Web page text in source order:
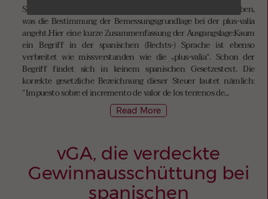
Seit dem 09. November 2021 hat es deutliche Änderung gegeben,
was die Bestimmung der Bemessungsgrundlage bei der plus-valía
angeht.Hier eine kurze Zusammenfassung der Ausgangslage:Kaum
ein Begriff in der spanischen (Rechts-) Sprache ist ebenso
verbreitet wie missverstanden wie die „plus-valía“. Schon der
Begriff findet sich in keinem spanischen Gesetzestext. Die
korrekte gesetzliche Bezeichnung dieser Steuer lautet nämlich:
“Impuesto sobre el incremento de valor de los terrenos de...
Read More
vGA, die verdeckte
Gewinnausschüttung bei
spanischen